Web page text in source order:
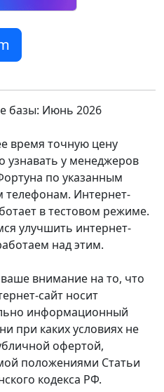
базы: Июнь 2026
время точную цену
узнавать у менеджеров
по указанным
телефонам. Интернет-
в тестовом режиме.
улучшить интернет-
над этим.
внимание на то, что
сайт носит
информационный
при каких условиях не
офертой,
положениями Статьи
кодекса РФ.